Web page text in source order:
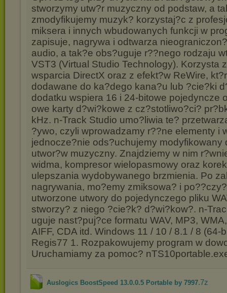
stworzymy utw?r muzyczny od podstaw, a
zmodyfikujemy muzyk? korzystaj?c z
miksera i innych wbudowanych funkcji w
zapisuje, nagrywa i odtwarza
audio, a tak?e obs?uguje r??nego rodzaju
VST3 (Virtual Studio Technology). Korzysta
wsparcia DirectX oraz z efekt?w ReWire,
dodawane do ka?dego kana?u lub ?cie?ki
dodatku wspiera 16 i 24-bitowe pojedyncze
owe karty d?wi?kowe z cz?stotliwo?ci?
kHz. n-Track Studio umo?liwia te?
?ywo, czyli wprowadzamy r??ne elementy i
jednocze?nie ods?uchujemy modyfikowany
utwor?w muzyczny. Znajdziemy w nim
widma, kompresor wielopasmowy oraz
ulepszania wydobywanego brzmienia. Po
nagrywania, mo?emy zmiksowa? i
utworzone utwory do pojedynczego pliku
stworzy? z niego ?cie?k? d?wi?kow?. n-
uguje nast?puj?ce formatu WAV, MP3,
AIFF, CDA itd. Windows 11 / 10 / 8.1 / 8 (64-
Regis77 1. Rozpakowujemy program w
Uruchamiamy za pomoc?
Auslogics BoostSpeed 13.0.0.5 Portable by 7997.7z